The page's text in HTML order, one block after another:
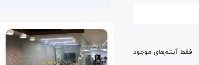
فقط آیتم‌های موجود